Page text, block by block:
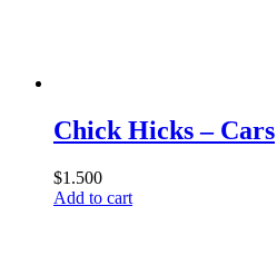
Chick Hicks – Cars
$1.500
Add to cart